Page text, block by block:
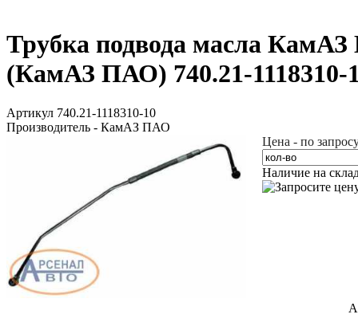
Трубка подвода масла
(КамАЗ ПАО) 740.21-1118310-
Артикул 740.21-1118310-10
Производитель - КамАЗ ПАО
Цена - по
Наличие на